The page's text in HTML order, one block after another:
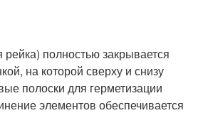
полностью закрывается
на которой сверху и снизу
полоски для герметизации
элементов обеспечивается